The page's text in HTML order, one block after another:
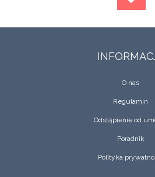
O nas
Regulamin
Odstąpienie od
Poradnik
Polityka